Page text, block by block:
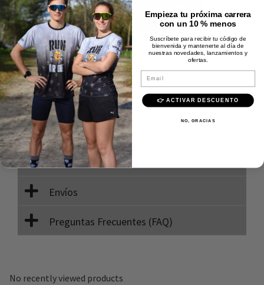
AÑADIR AL CARRITO
Envío rápido y gratis +40€
Pago 100% seguro
Calidad Premium
Descripción
Composición
Instrucciones de lavado
Envíos
Preguntas Frecuentes (FAQ)
No recently viewed products
Empieza tu próxima carrera
con un 10 % menos
Suscríbete para recibir tu código de
bienvenida y mantenerte al día de
nuestras novedades, lanzamientos y
ofertas.
Email
👉 ACTIVAR DESCUENTO
NO, GRACIAS